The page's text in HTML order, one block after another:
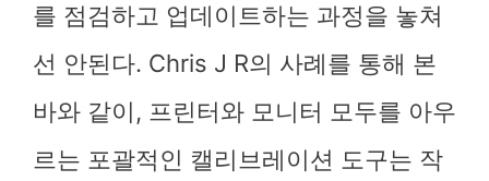
를 점검하고 업데이트하는 과정을 놓쳐
선 안된다. Chris J R의 사례를 통해 본
바와 같이, 프린터와 모니터 모두를 아우
르는 포괄적인 캘리브레이션 도구는 작